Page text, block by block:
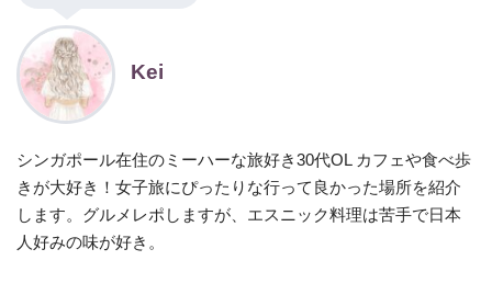
Kei
シンガポール在住のミーハーな旅好き30代OL カフェや食べ歩
きが大好き！女子旅にぴったりな行って良かった場所を紹介
します。グルメレポしますが、エスニック料理は苦手で日本
人好みの味が好き。